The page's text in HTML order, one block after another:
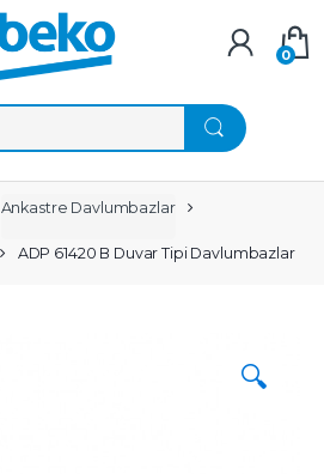
Ankastre Davlumbazlar
ADP 61420 B Duvar Tipi Davlumbazlar
🔍
0